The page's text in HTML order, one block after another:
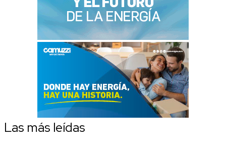
Las más leídas